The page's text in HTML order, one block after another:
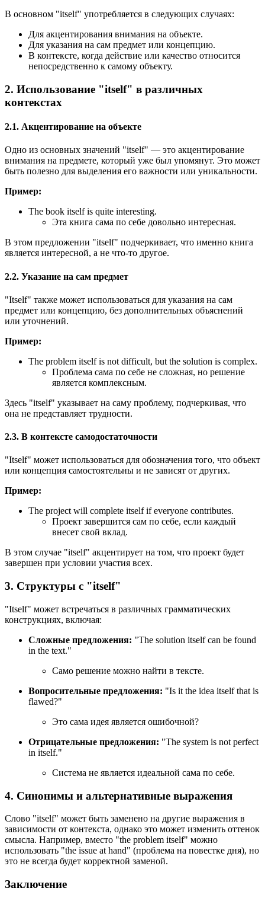
В основном "itself" употребляется в следующих случаях:
Для акцентирования внимания на объекте.
Для указания на сам предмет или концепцию.
В контексте, когда действие или качество относится
непосредственно к самому объекту.
2. Использование "itself" в различных
контекстах
2.1. Акцентирование на объекте
Одно из основных значений "itself" — это акцентирование
внимания на предмете, который уже был упомянут. Это может
быть полезно для выделения его важности или уникальности.
Пример:
The book itself is quite interesting.
Эта книга сама по себе довольно интересная.
В этом предложении "itself" подчеркивает, что именно книга
является интересной, а не что-то другое.
2.2. Указание на сам предмет
"Itself" также может использоваться для указания на сам
предмет или концепцию, без дополнительных объяснений
или уточнений.
Пример:
The problem itself is not difficult, but the solution is complex.
Проблема сама по себе не сложная, но решение
является комплексным.
Здесь "itself" указывает на саму проблему, подчеркивая, что
она не представляет трудности.
2.3. В контексте самодостаточности
"Itself" может использоваться для обозначения того, что объект
или концепция самостоятельны и не зависят от других.
Пример:
The project will complete itself if everyone contributes.
Проект завершится сам по себе, если каждый
внесет свой вклад.
В этом случае "itself" акцентирует на том, что проект будет
завершен при условии участия всех.
3. Структуры с "itself"
"Itself" может встречаться в различных грамматических
конструкциях, включая:
Сложные предложения: "The solution itself can be found
in the text."
Само решение можно найти в тексте.
Вопросительные предложения: "Is it the idea itself that is
flawed?"
Это сама идея является ошибочной?
Отрицательные предложения: "The system is not perfect
in itself."
Система не является идеальной сама по себе.
4. Синонимы и альтернативные выражения
Слово "itself" может быть заменено на другие выражения в
зависимости от контекста, однако это может изменить оттенок
смысла. Например, вместо "the problem itself" можно
использовать "the issue at hand" (проблема на повестке дня), но
это не всегда будет корректной заменой.
Заключение